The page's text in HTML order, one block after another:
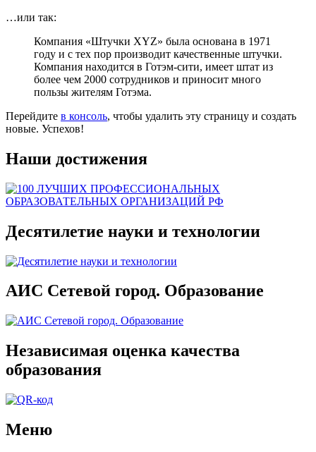
…или так:
Компания «Штучки XYZ» была основана в 1971
году и с тех пор производит качественные штучки.
Компания находится в Готэм-сити, имеет штат из
более чем 2000 сотрудников и приносит много
пользы жителям Готэма.
Перейдите в консоль, чтобы удалить эту страницу и создать
новые. Успехов!
Наши достижения
Десятилетие науки и технологии
АИС Сетевой город. Образование
Независимая оценка качества
образования
Меню